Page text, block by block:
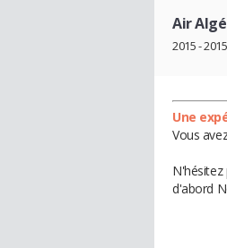
Air
2015 - 2015
Une
Vous
N'hésitez
d'abord